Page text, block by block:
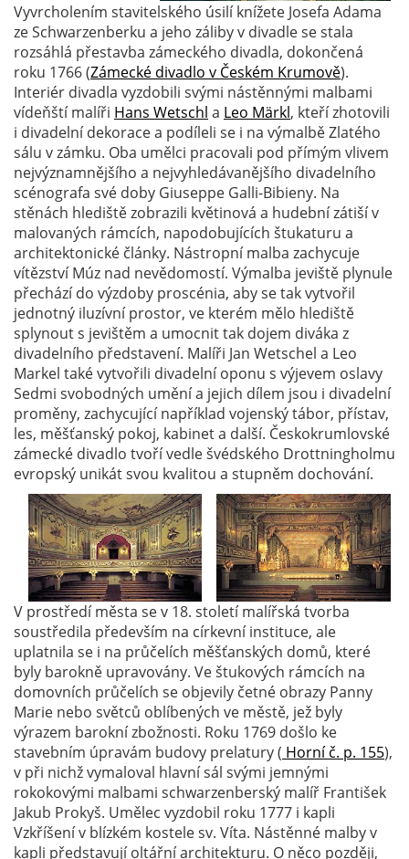
Vyvrcholením stavitelského úsilí knížete Josefa Adama
ze Schwarzenberku a jeho záliby v divadle se stala
rozsáhlá přestavba zámeckého divadla, dokončená
roku 1766 (Zámecké divadlo v Českém Krumově).
Interiér divadla vyzdobili svými nástěnnými malbami
vídeňští malíři Hans Wetschl a Leo Märkl, kteří zhotovili
i divadelní dekorace a podíleli se i na výmalbě Zlatého
sálu v zámku. Oba umělci pracovali pod přímým vlivem
nejvýznamnějšího a nejvyhledávanějšího divadelního
scénografa své doby Giuseppe Galli-Bibieny. Na
stěnách hlediště zobrazili květinová a hudební zátiší v
malovaných rámcích, napodobujících štukaturu a
architektonické články. Nástropní malba zachycuje
vítězství Múz nad nevědomostí. Výmalba jeviště plynule
přechází do výzdoby proscénia, aby se tak vytvořil
jednotný iluzívní prostor, ve kterém mělo hlediště
splynout s jevištěm a umocnit tak dojem diváka z
divadelního představení. Malíři Jan Wetschel a Leo
Markel také vytvořili divadelní oponu s výjevem oslavy
Sedmi svobodných umění a jejich dílem jsou i divadelní
proměny, zachycující například vojenský tábor, přístav,
les, měšťanský pokoj, kabinet a další. Českokrumlovské
zámecké divadlo tvoří vedle švédského Drottningholmu
evropský unikát svou kvalitou a stupněm dochování.
V prostředí města se v 18. století malířská tvorba
soustředila především na církevní instituce, ale
uplatnila se i na průčelích měšťanských domů, které
byly barokně upravovány. Ve štukových rámcích na
domovních průčelích se objevily četné obrazy Panny
Marie nebo světců oblíbených ve městě, jež byly
výrazem barokní zbožnosti. Roku 1769 došlo ke
stavebním úpravám budovy prelatury ( Horní č. p. 155),
v při nichž vymaloval hlavní sál svými jemnými
rokokovými malbami schwarzenberský malíř František
Jakub Prokyš. Umělec vyzdobil roku 1777 i kapli
Vzkříšení v blízkém kostele sv. Víta. Nástěnné malby v
kapli představují oltářní architekturu. O něco později,